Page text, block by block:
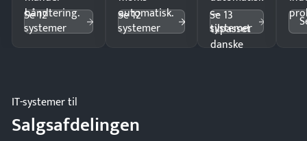
håndtering.
Se 12
systemer
automatisk.
Se 12
systemer
—
tilpasset
danske
Se 13
systemer
IT-systemer til
Salgsafdelingen